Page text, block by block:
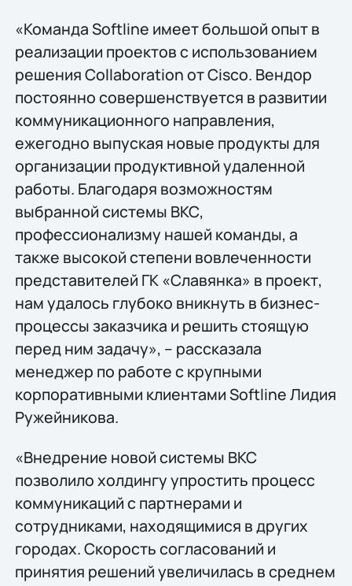
«Команда Softline имеет большой опыт в
реализации проектов с использованием
решения Collaboration от Cisco. Вендор
постоянно совершенствуется в развитии
коммуникационного направления,
ежегодно выпуская новые продукты для
организации продуктивной удаленной
работы. Благодаря возможностям
выбранной системы ВКС,
профессионализму нашей команды, а
также высокой степени вовлеченности
представителей ГК «Славянка» в проект,
нам удалось глубоко вникнуть в бизнес-
процессы заказчика и решить стоящую
перед ним задачу», – рассказала
менеджер по работе с крупными
корпоративными клиентами Softline Лидия
Ружейникова.
«Внедрение новой системы ВКС
позволило холдингу упростить процесс
коммуникаций с партнерами и
сотрудниками, находящимися в других
городах. Скорость согласований и
принятия решений увеличилась в среднем